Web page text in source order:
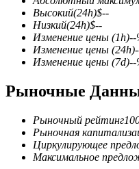
Криптовалютные
TradFi
Деривативы на
сырьевые товары
Высокий(24h)$--
Низкий(24h)$--
Изменение цены (1h)--
Изменение цены (24h)
Изменение цены (7d)--
Рыночные
Рыночный рейтинг
Рыночная
Циркулирующее
Максимальное